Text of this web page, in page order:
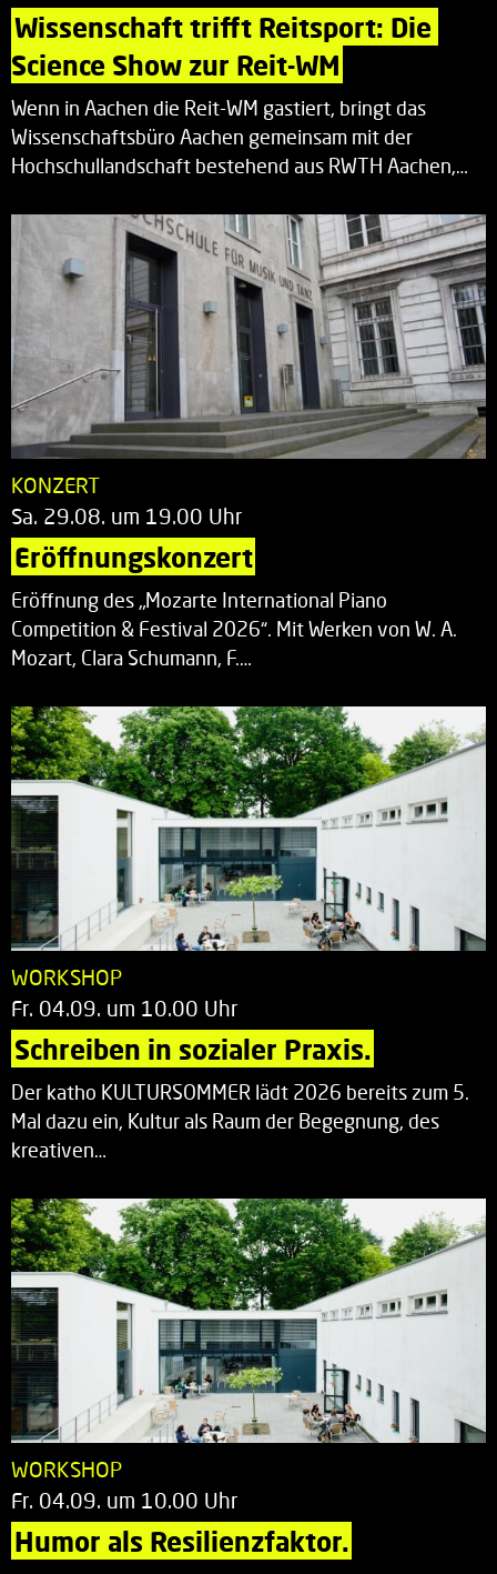
Wissenschaft trifft Reitsport: Die
Science Show zur Reit-WM
Wenn in Aachen die Reit-WM gastiert, bringt das
Wissenschaftsbüro Aachen gemeinsam mit der
Hochschullandschaft bestehend aus RWTH Aachen,…
KONZERT
Sa. 29.08. um 19.00 Uhr
Eröffnungskonzert
Eröffnung des „Mozarte International Piano
Competition & Festival 2026“. Mit Werken von W. A.
Mozart, Clara Schumann, F.…
WORKSHOP
Fr. 04.09. um 10.00 Uhr
Schreiben in sozialer Praxis.
Der katho KULTURSOMMER lädt 2026 bereits zum 5.
Mal dazu ein, Kultur als Raum der Begegnung, des
kreativen…
WORKSHOP
Fr. 04.09. um 10.00 Uhr
Humor als Resilienzfaktor.